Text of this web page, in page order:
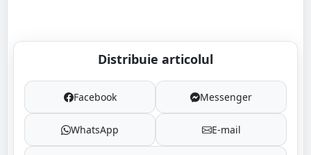
Distribuie articolul
Facebook Messenger
WhatsApp E-mail